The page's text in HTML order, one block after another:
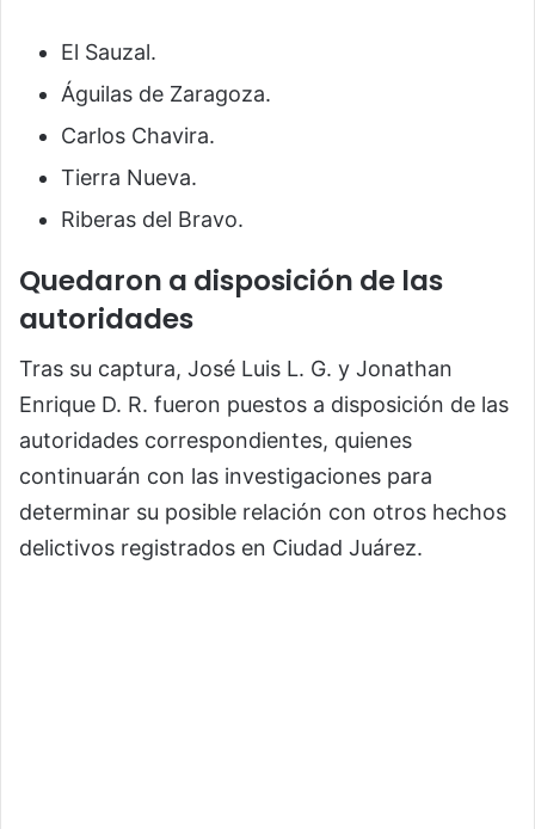
El Sauzal.
Águilas de Zaragoza.
Carlos Chavira.
Tierra Nueva.
Riberas del Bravo.
Quedaron a disposición de las
autoridades
Tras su captura, José Luis L. G. y Jonathan
Enrique D. R. fueron puestos a disposición de las
autoridades correspondientes, quienes
continuarán con las investigaciones para
determinar su posible relación con otros hechos
delictivos registrados en Ciudad Juárez.